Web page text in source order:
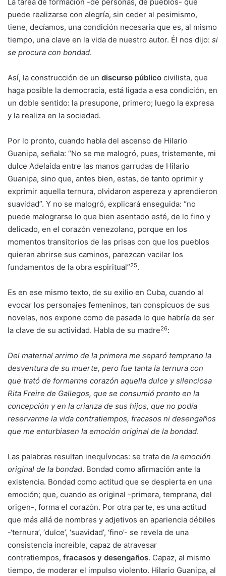
La tarea de formación -de personas, de pueblos- que
puede realizarse con alegría, sin ceder al pesimismo,
tiene, decíamos, una condición necesaria que es, al mismo
tiempo, una clave en la vida de nuestro autor. Él nos dijo: si
se procura con bondad.
Así, la construcción de un discurso público civilista, que
haga posible la democracia, está ligada a esa condición, en
un doble sentido: la presupone, primero; luego la expresa
y la realiza en la sociedad.
Por lo pronto, cuando habla del ascenso de Hilario
Guanipa, señala: “No se me malogró, pues, tristemente, mi
dulce Adelaida entre las manos garrudas de Hilario
Guanipa, sino que, antes bien, estas, de tanto oprimir y
exprimir aquella ternura, olvidaron aspereza y aprendieron
suavidad”. Y no se malogró, explicará enseguida: “no
puede malograrse lo que bien asentado esté, de lo fino y
delicado, en el corazón venezolano, porque en los
momentos transitorios de las prisas con que los pueblos
quieran abrirse sus caminos, parezcan vacilar los
fundamentos de la obra espiritual”25.
Es en ese mismo texto, de su exilio en Cuba, cuando al
evocar los personajes femeninos, tan conspicuos de sus
novelas, nos expone como de pasada lo que habría de ser
la clave de su actividad. Habla de su madre26:
Del maternal arrimo de la primera me separó temprano la
desventura de su muerte, pero fue tanta la ternura con
que trató de formarme corazón aquella dulce y silenciosa
Rita Freire de Gallegos, que se consumió pronto en la
concepción y en la crianza de sus hijos, que no podía
reservarme la vida contratiempos, fracasos ni desengaños
que me enturbiasen la emoción original de la bondad.
Las palabras resultan inequívocas: se trata de la emoción
original de la bondad. Bondad como afirmación ante la
existencia. Bondad como actitud que se despierta en una
emoción; que, cuando es original -primera, temprana, del
origen-, forma el corazón. Por otra parte, es una actitud
que más allá de nombres y adjetivos en apariencia débiles
-‘ternura’, ‘dulce’, ‘suavidad’, ‘fino’- se revela de una
consistencia increíble, capaz de atravesar
contratiempos, fracasos y desengaños. Capaz, al mismo
tiempo, de moderar el impulso violento. Hilario Guanipa, al